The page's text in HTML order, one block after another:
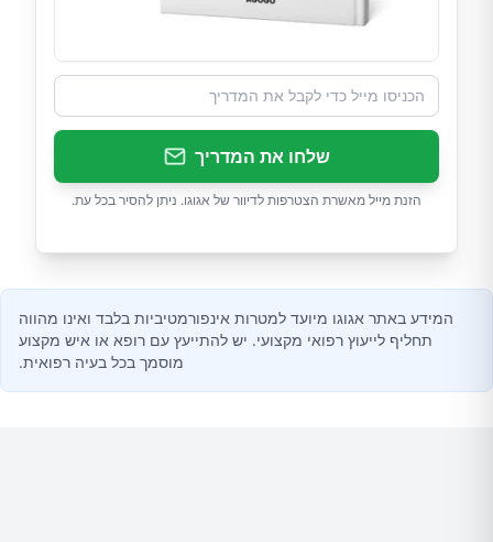
שלחו את המדריך
הזנת מייל מאשרת הצטרפות לדיוור של אגוגו. ניתן להסיר בכל עת.
המידע באתר אגוגו מיועד למטרות אינפורמטיביות בלבד ואינו מהווה
תחליף לייעוץ רפואי מקצועי. יש להתייעץ עם רופא או איש מקצוע
מוסמך בכל בעיה רפואית.